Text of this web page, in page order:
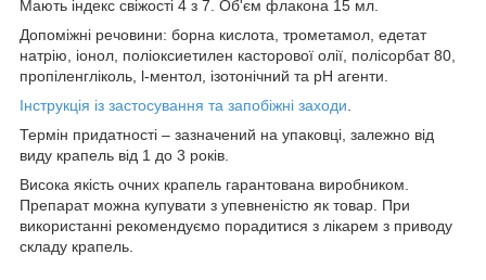
Мають індекс свіжості 4 з 7. Об'єм флакона 15 мл.
Допоміжні речовини: борна кислота, трометамол, едетат
натрію, іонол, поліоксиетилен касторової олії, полісорбат 80,
пропіленгліколь, l-ментол, ізотонічний та рН агенти.
Інструкція із застосування та запобіжні заходи.
Термін придатності – зазначений на упаковці, залежно від
виду крапель від 1 до 3 років.
Висока якість очних крапель гарантована виробником.
Препарат можна купувати з упевненістю як товар. При
використанні рекомендуємо порадитися з лікарем з приводу
складу крапель.